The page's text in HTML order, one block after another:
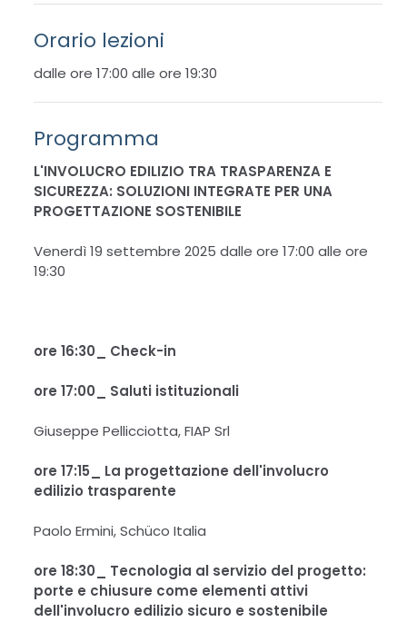
Orario lezioni
dalle ore 17:00 alle ore 19:30
Programma
L'INVOLUCRO EDILIZIO TRA TRASPARENZA E
SICUREZZA: SOLUZIONI INTEGRATE PER UNA
PROGETTAZIONE SOSTENIBILE
Venerdì 19 settembre 2025 dalle ore 17:00 alle ore
19:30
ore 16:30_ Check-in
ore 17:00_ Saluti istituzionali
Giuseppe Pellicciotta, FIAP Srl
ore 17:15_ La progettazione dell'involucro
edilizio trasparente
Paolo Ermini, Schüco Italia
ore 18:30_
Tecnologia al servizio del progetto:
porte e chiusure come elementi attivi
dell'involucro edilizio sicuro e sostenibile